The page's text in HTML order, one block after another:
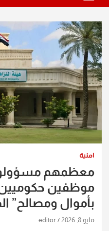
امنية
موظفين حكوميين
بأموال ومصالح”
مايو 8, 2026 editor